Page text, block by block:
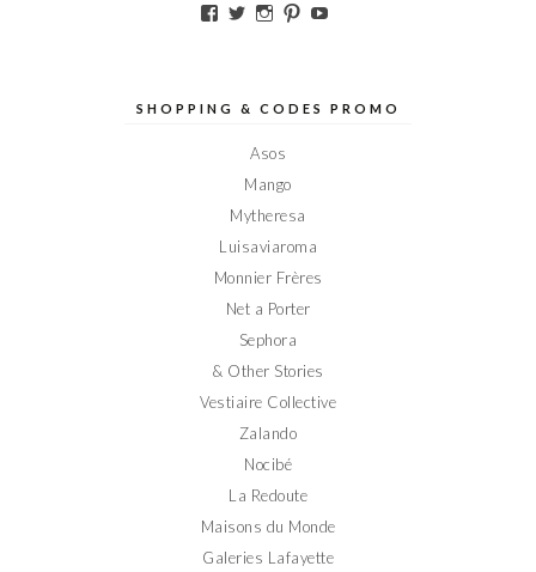
Voir
sur
Voir
sur
Voir
sur
Voir
sur sur
SHOPPING & CODES PROMO
Asos
Mango
Mytheresa
Luisaviaroma
Monnier Frères
Net a Porter
Sephora
& Other Stories
Vestiaire Collective
Zalando
Nocibé
La Redoute
Maisons du Monde
Galeries Lafayette